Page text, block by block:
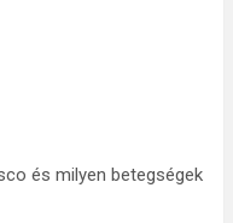
és milyen betegségek